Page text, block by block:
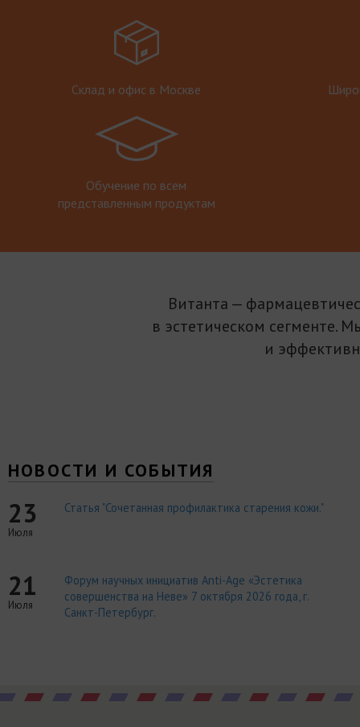
Склад и офис в Москве
Обучение по всем
представленным продуктам
Витанта —
в эстетическом сегменте.
и
НОВОСТИ И СОБЫТИЯ
23
Июля
Статья "Сочетанная профилактика старения кожи."
21
Июля
Форум научных инициатив Anti-Age «Эстетика
совершенства на Неве» 7 октября 2026 года, г.
Санкт-Петербург.